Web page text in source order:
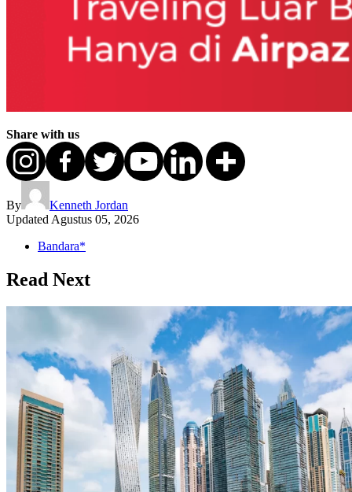
Share with us
By
Kenneth Jordan
Updated Agustus 05, 2026
Bandara*
Read Next